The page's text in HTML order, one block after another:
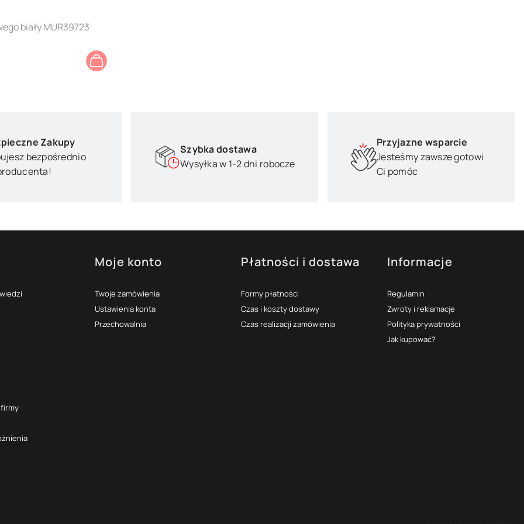
biały MUR39723
Zakupy
bezpośrednio
Szybka dostawa
Wysyłka w 1-2 dni robocze
Przyjazne wsparcie
Jesteśmy zawsze gotowi
Ci pomóc
Moje konto
Twoje zamówienia
Ustawienia konta
Przechowalnia
Płatności i dostawa
Formy płatności
Czas i koszty dostawy
Czas realizacji zamówienia
Informacje
Regulamin
Zwroty i reklamacje
Polityka prywatności
Jak kupować?